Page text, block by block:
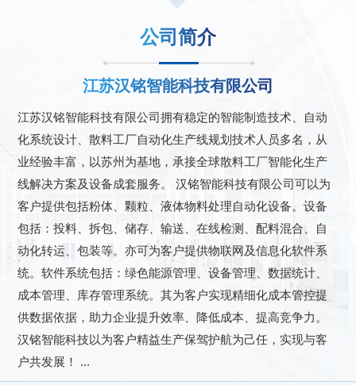
公司简介
江苏汉铭智能科技有限公司
江苏汉铭智能科技有限公司拥有稳定的智能制造技术、自动
化系统设计、散料工厂自动化生产线规划技术人员多名，从
业经验丰富，以苏州为基地，承接全球散料工厂智能化生产
线解决方案及设备成套服务。 汉铭智能科技有限公司可以为
客户提供包括粉体、颗粒、液体物料处理自动化设备。设备
包括：投料、拆包、储存、输送、在线检测、配料混合、自
动化转运、包装等。亦可为客户提供物联网及信息化软件系
统。软件系统包括：绿色能源管理、设备管理、数据统计、
成本管理、库存管理系统。其为客户实现精细化成本管控提
供数据依据，助力企业提升效率、降低成本、提高竞争力。
汉铭智能科技以为客户精益生产保驾护航为己任，实现与客
户共发展！ ...